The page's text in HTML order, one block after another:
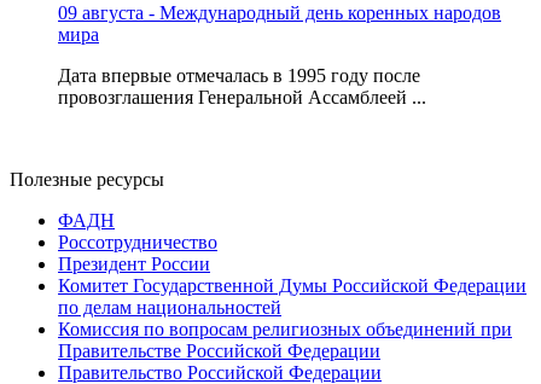
09 августа - Международный день коренных народов
мира
Дата впервые отмечалась в 1995 году после
провозглашения Генеральной Ассамблеей ...
Полезные ресурсы
ФАДН
Россотрудничество
Президент России
Комитет Государственной Думы Российской Федерации
по делам национальностей
Комиссия по вопросам религиозных объединений при
Правительстве Российской Федерации
Правительство Российской Федерации